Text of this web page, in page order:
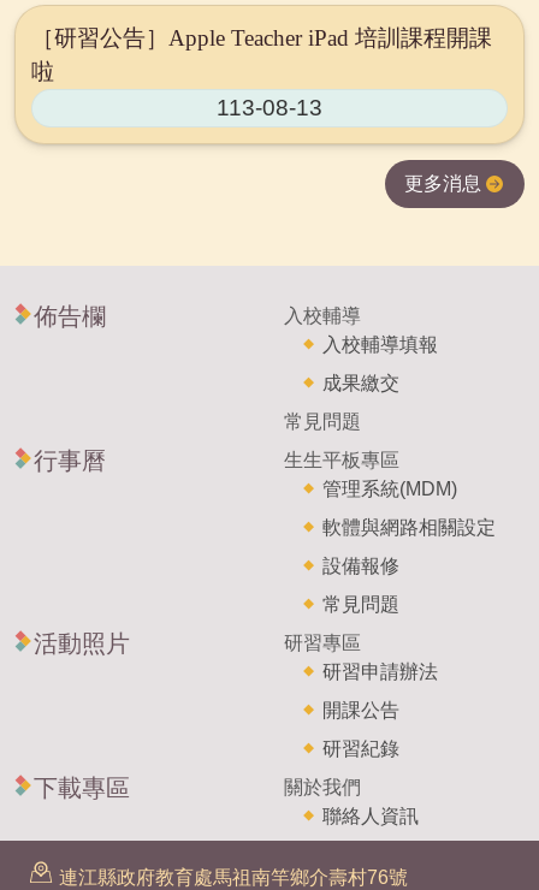
［研習公告］Apple Teacher iPad 培訓課程開課
啦
113-08-13
更多消息
佈告欄
入校輔導
入校輔導填報
成果繳交
常見問題
行事曆
生生平板專區
管理系統(MDM)
軟體與網路相關設定
設備報修
常見問題
活動照片
研習專區
研習申請辦法
開課公告
研習紀錄
下載專區
關於我們
聯絡人資訊
連江縣政府教育處馬祖南竿鄉介壽村76號